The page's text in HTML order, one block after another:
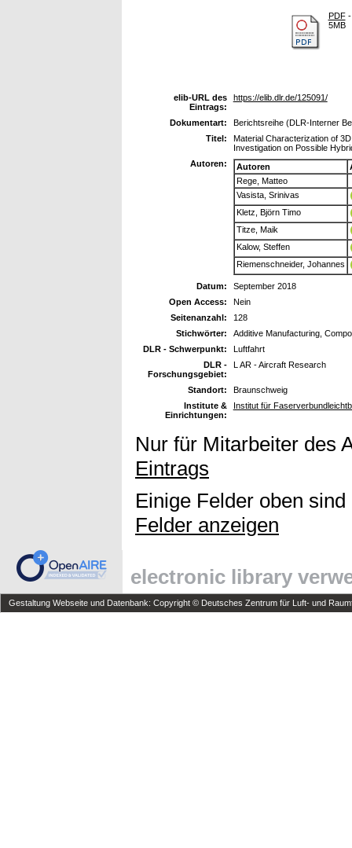
PDF-
5MB
elib-URL des
Eintrags:
https://elib.dlr.de/125091/
Dokumentart:
Berichtsreihe (DLR-Interner
Titel:
Material Characterization of
Investigation on Possible
Autoren:
Autoren
Rege, Matteo
Vasista, Srinivas
Kletz, Björn Timo
Titze, Maik
Kalow, Steffen
Riemenschneider, Johannes
Datum:
September 2018
Open Access:
Nein
Seitenanzahl:
128
Stichwörter:
Additive Manufacturing,
DLR - Schwerpunkt:
Luftfahrt
DLR -
Forschungsgebiet:
L AR - Aircraft Research
Standort:
Braunschweig
Institute &
Einrichtungen:
Institut für
Nur für Mitarbeiter des
Eintrags
Einige Felder oben
Felder anzeigen
electronic library
Gestaltung Webseite und Datenbank: Copyright © Deutsches Zentrum für Luft- und